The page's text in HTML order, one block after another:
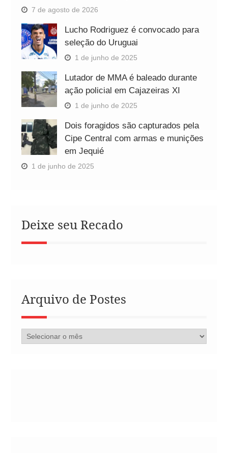
7 de agosto de 2026
Lucho Rodriguez é convocado para
seleção do Uruguai
1 de junho de 2025
Lutador de MMA é baleado durante
ação policial em Cajazeiras XI
1 de junho de 2025
Dois foragidos são capturados pela
Cipe Central com armas e munições
em Jequié
1 de junho de 2025
Deixe seu Recado
Arquivo de Postes
Arquivo
de